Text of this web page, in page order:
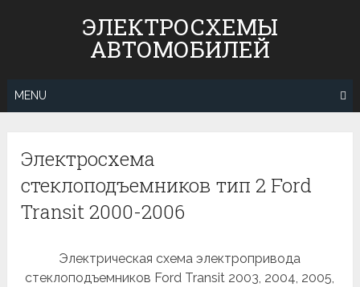
ЭЛЕКТРОСХЕМЫ
АВТОМОБИЛЕЙ
MENU
Электросхема
стеклоподъемников тип 2 Ford
Transit 2000-2006
Электрическая схема электропривода
стеклоподъемников Ford Transit 2003, 2004, 2005,